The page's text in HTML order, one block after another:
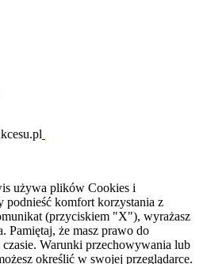
używa plików Cookies i
podnieść komfort korzystania z
(przyciskiem "X"), wyrażasz
Pamiętaj, że masz prawo do
Warunki przechowywania lub
określić w swojej przeglądarce.